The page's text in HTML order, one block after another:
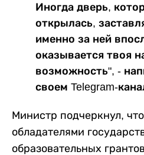
Иногда дверь,
открылась,
именно за ней
оказывается твоя
возможность", -
своем Telegram-
Министр подчеркнул,
обладателями
образовательных